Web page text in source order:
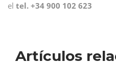
el tel. +34 900 102 623
Artículos